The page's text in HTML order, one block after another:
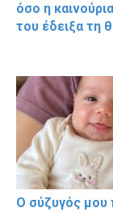
όσο η
του έδειξα τη
Ο σύζυγός μου